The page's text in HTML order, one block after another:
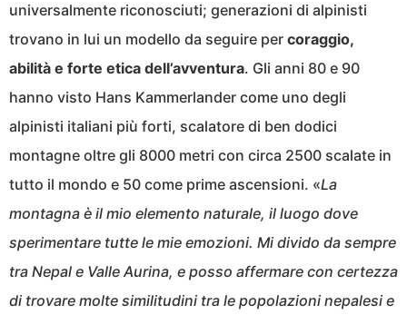
universalmente riconosciuti; generazioni di alpinisti
trovano in lui un modello da seguire per coraggio,
abilità e forte etica dell’avventura. Gli anni 80 e 90
hanno visto Hans Kammerlander come uno degli
alpinisti italiani più forti, scalatore di ben dodici
montagne oltre gli 8000 metri con circa 2500 scalate in
tutto il mondo e 50 come prime ascensioni. «La
montagna è il mio elemento naturale, il luogo dove
sperimentare tutte le mie emozioni. Mi divido da sempre
tra Nepal e Valle Aurina, e posso affermare con certezza
di trovare molte similitudini tra le popolazioni nepalesi e